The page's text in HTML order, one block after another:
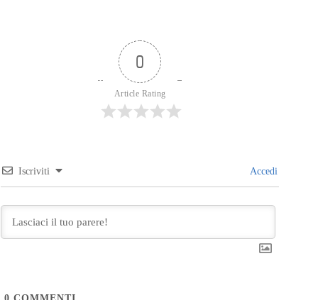
0
Article Rating
Iscriviti Accedi